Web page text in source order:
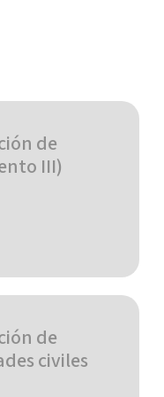
de
III)
de
civiles